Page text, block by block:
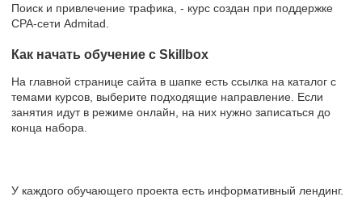
Поиск и привлечение трафика, - курс создан при поддержке
CPA-сети Admitad.
Как начать обучение с Skillbox
На главной странице сайта в шапке есть ссылка на каталог с
темами курсов, выберите подходящие направление. Если
занятия идут в режиме онлайн, на них нужно записаться до
конца набора.
У каждого обучающего проекта есть информативный лендинг.